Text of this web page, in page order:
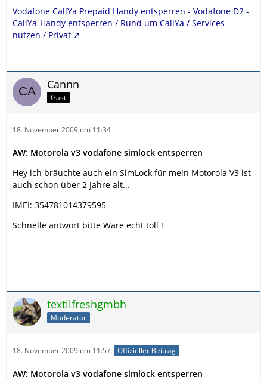
Vodafone CallYa Prepaid Handy entsperren - Vodafone D2 -
CallYa-Handy entsperren / Rund um CallYa / Services
nutzen / Privat
Cannn
Gast
18. November 2009 um 11:34
AW: Motorola v3 vodafone simlock entsperren
Hey ich bräuchte auch ein SimLock für mein Motorola V3 ist
auch schon über 2 Jahre alt...
IMEI: 354781014379595
Schnelle antwort bitte Wäre echt toll !
textilfreshgmbh
Moderator
18. November 2009 um 11:57 Offizieller Beitrag
AW: Motorola v3 vodafone simlock entsperren